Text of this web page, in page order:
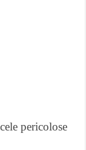
pericolose